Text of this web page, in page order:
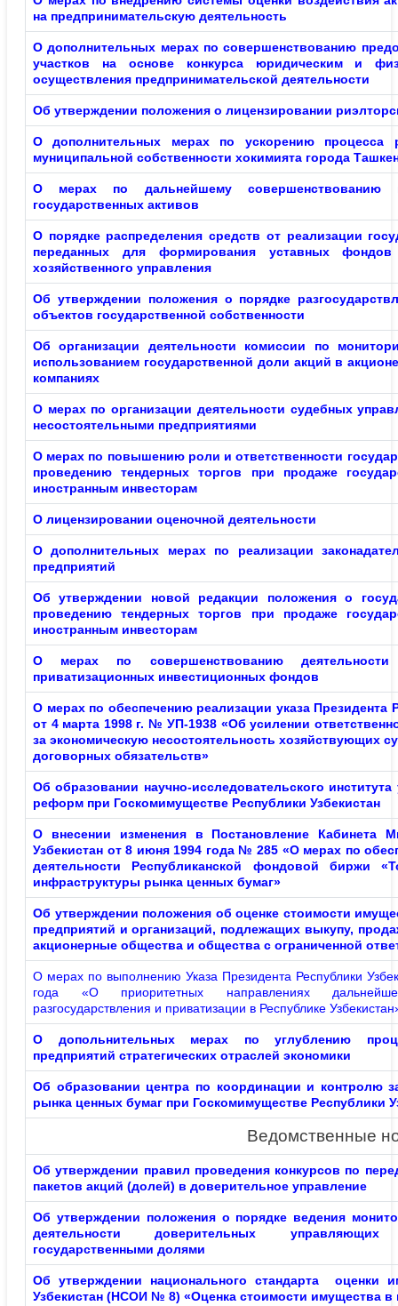
на предпринимательскую деятельность
О дополнительных мерах по совершенствованию
участков на основе конкурса юридическим и
осуществления предпринимательской деятельности
Об утверждении положения о лицензировании
О дополнительных мерах по ускорению процесса
муниципальной собственности хокимията города
О мерах по дальнейшему совершенствованию
государственных активов
О порядке распределения средств от реализации
переданных для формирования уставных фондов
хозяйственного управления
Об утверждении положения о порядке
объектов государственной собственности
Об организации деятельности комиссии по
использованием государственной доли акций в
компаниях
О мерах по организации деятельности судебных
несостоятельными предприятиями
О мерах по повышению роли и ответственности
проведению тендерных торгов при продаже
иностранным инвесторам
О лицензировании оценочной деятельности
О дополнительных мерах по реализации
предприятий
Об утверждении новой редакции положения о
проведению тендерных торгов при продаже
иностранным инвесторам
О мерах по совершенствованию
приватизационных инвестиционных фондов
О мерах по обеспечению реализации указа Президента
от 4 марта 1998 г. № УП-1938 «Об усилении
за экономическую несостоятельность хозяйствующих
договорных обязательств»
Об образовании научно-исследовательского
реформ при Госкомимуществе Республики Узбекистан
О внесении изменения в Постановление Кабинета
Узбекистан от 8 июня 1994 года № 285 «О мерах по
деятельности Республиканской фондовой биржи
инфраструктуры рынка ценных бумаг»
Об утверждении положения об оценке стоимости
предприятий и организаций, подлежащих выкупу,
акционерные общества и общества с ограниченной
О мерах по выполнению Указа Президента Республики
года «О приоритетных направлениях
разгосударствления и приватизации в Республике
О допольнительных мерах по углублению
предприятий стратегических отраслей экономики
Об образовании центра по координации и контролю
рынка ценных бумаг при Госкомимуществе Республики
Ведомственные
Об утверждении правил проведения конкурсов по
пакетов акций (долей) в доверительное управление
Об утверждении положения о порядке ведения
деятельности доверительных
государственными долями
Об утверждении национального стандарта оценки
Узбекистан (НСОИ № 8) «Оценка стоимости имущества в